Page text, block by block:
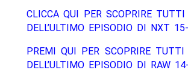
CLICCA QUI PER SCOPRIRE TUTTI
DELL’ULTIMO EPISODIO DI NXT
PREMI QUI PER SCOPRIRE TUTTI
DELL’ULTIMO EPISODIO DI RAW